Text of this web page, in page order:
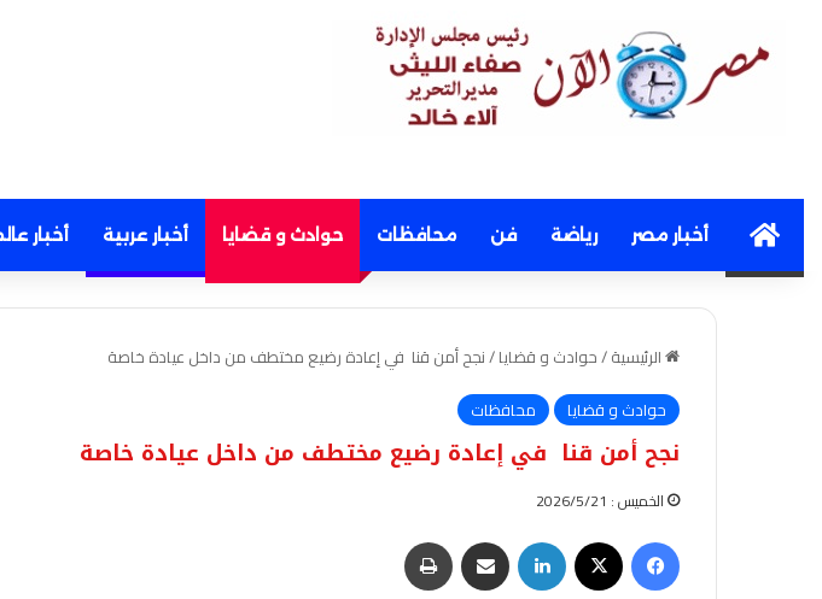
Homeأخبار مصر رياضة فن محافظات حوادث و قضايا أخبار عربية أخبار
الرئيسية/حوادث و قضايا/نجح أمن قنا في إعادة رضيع مختطف من داخل عيادة خاصة
حوادث و قضايا
محافظات
نجح أمن قنا في إعادة رضيع مختطف من داخل عيادة خاصة
الخميس : 2026/5/21
فيسبوك لينكدإن مشاركة عبر البريد